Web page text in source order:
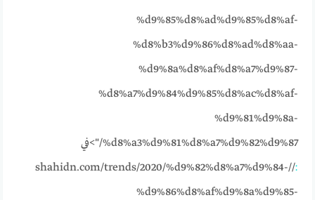
%d9%85%d8%ad%d9%85%d8%af-
%d8%b3%d9%86%d8%ad%d8%aa-
%d9%8a%d8%af%d8%a7%d9%87-
%d8%a7%d9%84%d9%85%d8%ac%d8%af-
%d9%81%d9%8a-
%d8%a3%d9%81%d8%a7%d9%82%d9%87/">في
:
//shahidn.com/trends/2020/%d9%82%d8%a7%d9%84-
%d9%86%d8%af%d9%8a%d9%85-